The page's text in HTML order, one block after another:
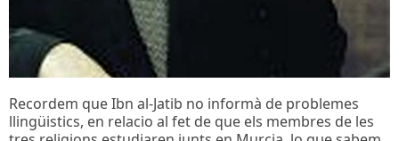
Recordem que Ibn al-Jatib no informà de problemes
llingüistics, en relacio al fet de que els membres de les